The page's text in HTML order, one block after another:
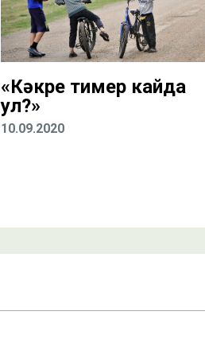
«Кәкре тимер кайда
ул?»
10.09.2020